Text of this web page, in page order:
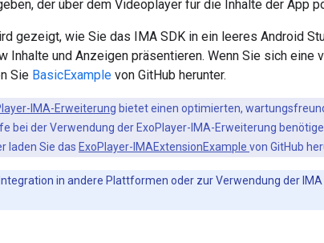
der über dem Videoplayer für die Inhalte der App
gezeigt, wie Sie das IMA SDK in ein leeres Android
Inhalte und Anzeigen präsentieren. Wenn Sie sich
Sie BasicExample von GitHub herunter.
IMA-Erweiterung bietet einen optimierten,
bei der Verwendung der ExoPlayer-IMA-Erweiterung
laden Sie das ExoPlayer-IMAExtensionExample von GitHub
in andere Plattformen oder zur Verwendung der IMA